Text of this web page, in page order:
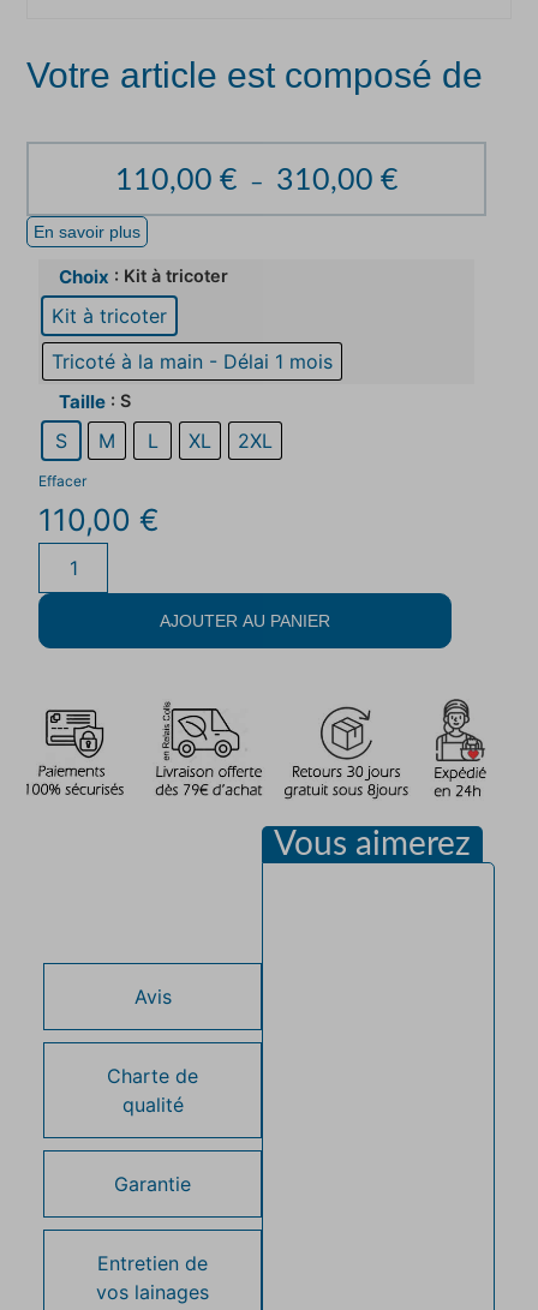
Votre article est composé de
110,00 € – 310,00 €
En savoir plus
Choix : Kit à tricoter
Kit à tricoter
Tricoté à la main - Délai 1 mois
Taille : S
S M L XL 2XL
Effacer
110,00€
AJOUTER AU PANIER
Avis
Charte de
qualité
Garantie
Entretien de
vos lainages
Vous aimerez